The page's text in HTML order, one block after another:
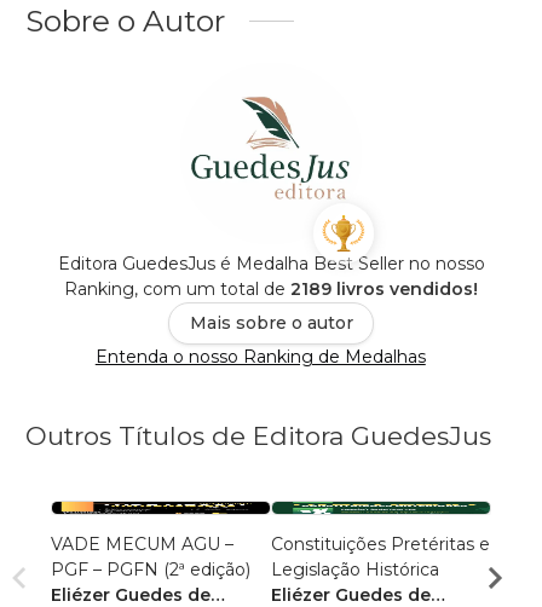
Sobre o Autor
Editora GuedesJus é Medalha Best Seller no nosso
Ranking, com um total de 2189 livros vendidos!
Mais sobre o autor
Entenda o nosso Ranking de Medalhas
Outros Títulos de Editora GuedesJus
VADE MECUM AGU –
PGF – PGFN (2ª edição)
Eliézer Guedes de
Constituições Pretéritas e
Legislação Histórica
Eliézer Guedes de
Militar